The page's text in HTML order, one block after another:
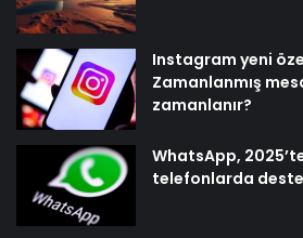
Instagram yeni
Zamanlanmış
zamanlanır?
WhatsApp,
telefonlarda